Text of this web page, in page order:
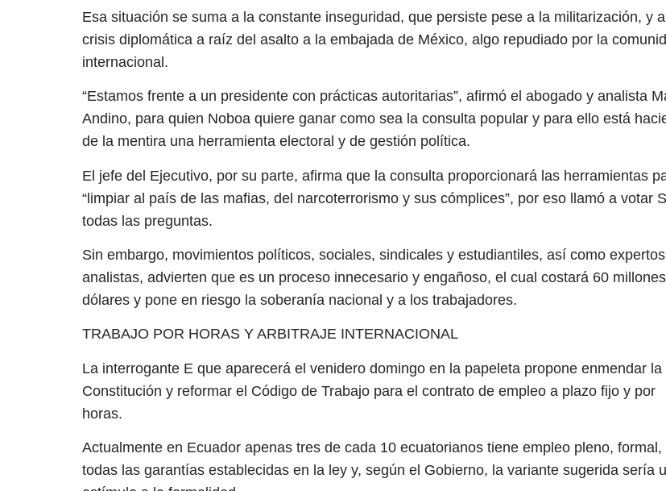
Esa situación se suma a la constante inseguridad, que persiste pese a la militarización, y
crisis diplomática a raíz del asalto a la embajada de México, algo repudiado por la
internacional.
“Estamos frente a un presidente con prácticas autoritarias”, afirmó el abogado y analista
Andino, para quien Noboa quiere ganar como sea la consulta popular y para ello está
de la mentira una herramienta electoral y de gestión política.
El jefe del Ejecutivo, por su parte, afirma que la consulta proporcionará las herramientas
“limpiar al país de las mafias, del narcoterrorismo y sus cómplices”, por eso llamó a votar
todas las preguntas.
Sin embargo, movimientos políticos, sociales, sindicales y estudiantiles, así como
analistas, advierten que es un proceso innecesario y engañoso, el cual costará 60
dólares y pone en riesgo la soberanía nacional y a los trabajadores.
TRABAJO POR HORAS Y ARBITRAJE INTERNACIONAL
La interrogante E que aparecerá el venidero domingo en la papeleta propone enmendar la
Constitución y reformar el Código de Trabajo para el contrato de empleo a plazo fijo y por
horas.
Actualmente en Ecuador apenas tres de cada 10 ecuatorianos tiene empleo pleno, formal,
todas las garantías establecidas en la ley y, según el Gobierno, la variante sugerida sería